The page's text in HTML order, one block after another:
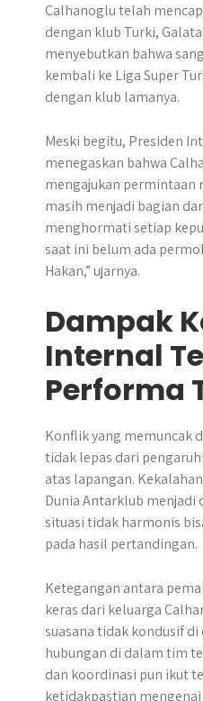
Calhanoglu telah
dengan klub Turki,
menyebutkan bahwa
kembali ke Liga Super
dengan klub lamanya.
Meski begitu, Presiden
menegaskan bahwa
mengajukan permintaan
masih menjadi bagian
menghormati setiap
saat ini belum ada
Hakan,” ujarnya.
Dampak
Internal
Performa
Konflik yang memuncak
tidak lepas dari
atas lapangan.
Dunia Antarklub menjadi
situasi tidak harmonis
pada hasil pertandingan.
Ketegangan antara
keras dari keluarga
suasana tidak kondusif
hubungan di dalam tim
dan koordinasi pun ikut
ketidakpastian